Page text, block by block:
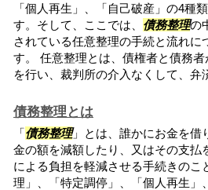
「個人再生」、「自己破産」の4種
す。そして、ここでは、 債務整理の
されている任意整理の手続と流れに
す。 任意整理とは、債権者と債務
を行い、裁判所の介入なくして、弁
債務整理とは
「債務整理」とは、誰かにお金を借
金の額を減額したり、又はその支払
による負担を軽減させる手続きのこ
理」、「特定調停」、「個人再生」